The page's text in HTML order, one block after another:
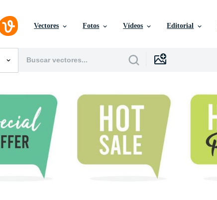
Vectores Fotos Vídeos Editorial